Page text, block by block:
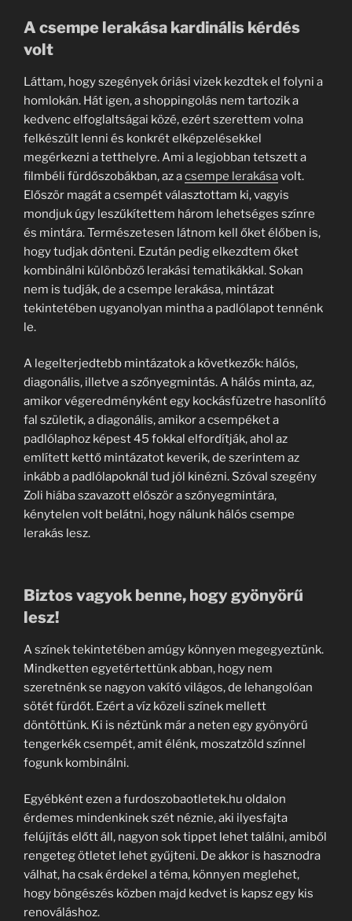
A csempe lerakása kardinális kérdés
volt
Láttam, hogy szegények óriási vizek kezdtek el folyni a
homlokán. Hát igen, a shoppingolás nem tartozik a
kedvenc elfoglaltságai közé, ezért szerettem volna
felkészült lenni és konkrét elképzelésekkel
megérkezni a tetthelyre. Ami a legjobban tetszett a
filmbéli fürdőszobákban, az acsempe lerakásavolt.
Először magát a csempét választottam ki, vagyis
mondjuk úgy leszűkítettem három lehetséges színre
és mintára. Természetesen látnom kell őket élőben is,
hogy tudjak dönteni. Ezután pedig elkezdtem őket
kombinálni különböző lerakási tematikákkal. Sokan
nem is tudják, de a csempe lerakása, mintázat
tekintetében ugyanolyan mintha a padlólapot tennénk
le.
A legelterjedtebb mintázatok a következők: hálós,
diagonális, illetve a szőnyegmintás. A hálós minta, az,
amikor végeredményként egy kockásfüzetre hasonlító
fal születik, a diagonális, amikor a csempéket a
padlólaphoz képest 45 fokkal elfordítják, ahol az
említett kettő mintázatot keverik, de szerintem az
inkább a padlólapoknál tud jól kinézni. Szóval szegény
Zoli hiába szavazott először a szőnyegmintára,
kénytelen volt belátni, hogy nálunk hálós csempe
lerakás lesz.
Biztos vagyok benne, hogy gyönyörű
lesz!
A színek tekintetében amúgy könnyen megegyeztünk.
Mindketten egyetértettünk abban, hogy nem
szeretnénk se nagyon vakító világos, de lehangolóan
sötét fürdőt. Ezért a víz közeli színek mellett
döntöttünk. Ki is néztünk már a neten egy gyönyörű
tengerkék csempét, amit élénk, moszatzöld színnel
fogunk kombinálni.
Egyébként ezen a furdoszobaotletek.hu oldalon
érdemes mindenkinek szét néznie, aki ilyesfajta
felújítás előtt áll, nagyon sok tippet lehet találni, amiből
rengeteg ötletet lehet gyűjteni. De akkor is hasznodra
válhat, ha csak érdekel a téma, könnyen meglehet,
hogy böngészés közben majd kedvet is kapsz egy kis
renováláshoz.